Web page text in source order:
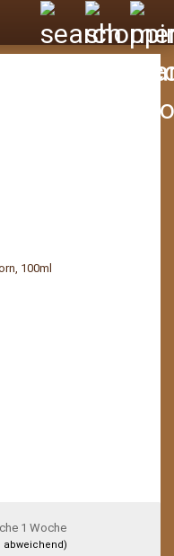
1 Woche
abweichend)